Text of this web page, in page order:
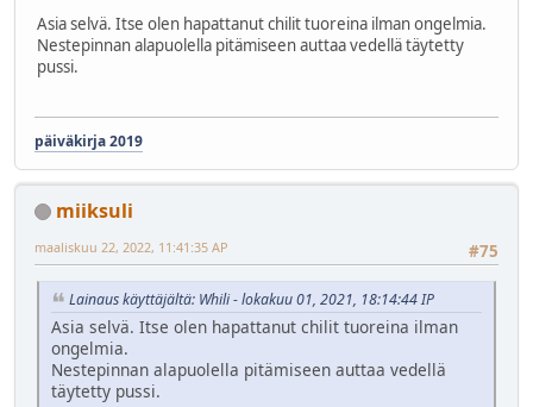
Asia selvä. Itse olen hapattanut chilit tuoreina ilman ongelmia.
Nestepinnan alapuolella pitämiseen auttaa vedellä täytetty
pussi.
päiväkirja 2019
miiksuli
#75
maaliskuu 22, 2022, 11:41:35 AP
Lainaus käyttäjältä: Whili - lokakuu 01, 2021, 18:14:44 IP
Asia selvä. Itse olen hapattanut chilit tuoreina ilman
ongelmia.
Nestepinnan alapuolella pitämiseen auttaa vedellä
täytetty pussi.